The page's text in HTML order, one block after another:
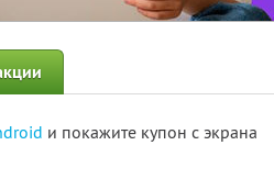
и покажите купон с экрана